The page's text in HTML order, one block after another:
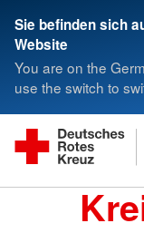
Sie befinden sich
Website
You are on the
use the switch to